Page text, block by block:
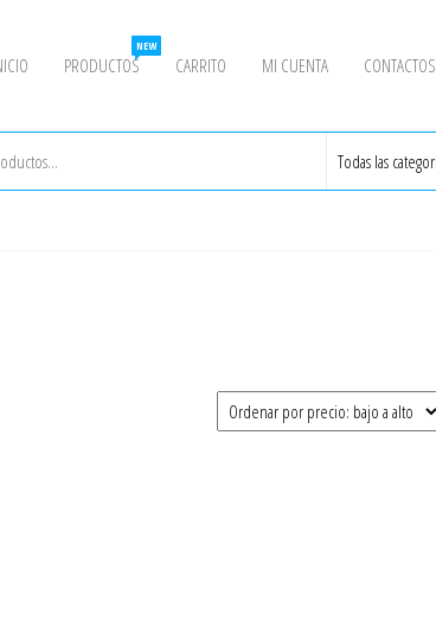
PRODUCTOS
NEW
CARRITO MI CUENTA CONTACTOS